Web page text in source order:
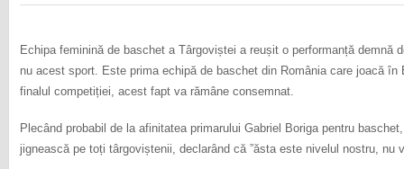
Echipa feminină de baschet a Târgoviștei a reușit o performanță demnă
nu acest sport. Este prima echipă de baschet din România care joacă
finalul competiției, acest fapt va rămâne consemnat.
Plecând probabil de la afinitatea primarului Gabriel Boriga pentru
jignească pe toți târgoviștenii, declarând că ”ăsta este nivelul nostru, nu